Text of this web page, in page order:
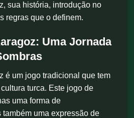
sua história, introdução no
regras que o definem.
Uma Jornada
é um jogo tradicional que tem
turca. Este jogo de
uma forma de
também uma expressão de